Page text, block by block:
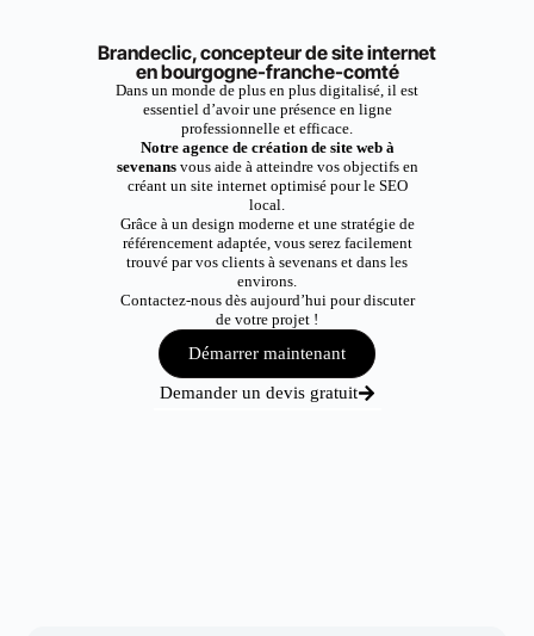
Brandeclic, concepteur de site internet
en bourgogne-franche-comté
Dans un monde de plus en plus digitalisé, il est
essentiel d’avoir une présence en ligne
professionnelle et efficace.
Notre agence de création de site web à
sevenansvous aide à atteindre vos objectifs en
créant un site internet optimisé pour le SEO
local.
Grâce à un design moderne et une stratégie de
référencement adaptée, vous serez facilement
trouvé par vos clients à sevenans et dans les
environs.
Contactez-nous dès aujourd’hui pour discuter
de votre projet !
Démarrer maintenant
Demander un devis gratuit